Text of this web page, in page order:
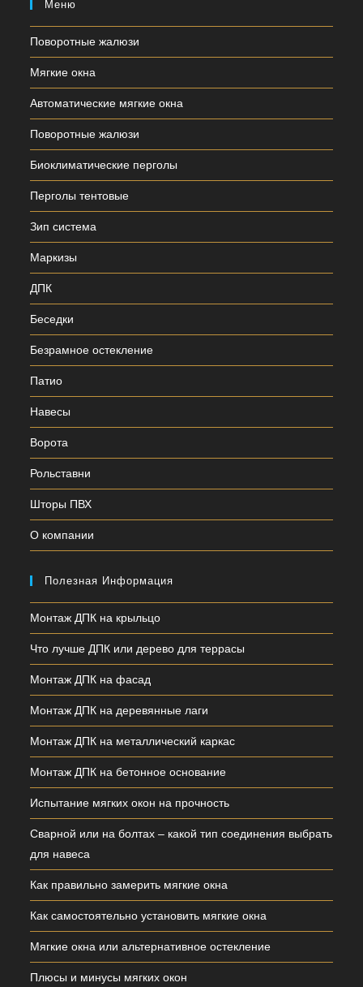
Меню
Поворотные жалюзи
Мягкие окна
Автоматические мягкие окна
Поворотные жалюзи
Биоклиматические перголы
Перголы тентовые
Зип система
Маркизы
ДПК
Беседки
Безрамное остекление
Патио
Навесы
Ворота
Рольставни
Шторы ПВХ
О компании
Полезная Информация
Монтаж ДПК на крыльцо
Что лучше ДПК или дерево для террасы
Монтаж ДПК на фасад
Монтаж ДПК на деревянные лаги
Монтаж ДПК на металлический каркас
Монтаж ДПК на бетонное основание
Испытание мягких окон на прочность
Сварной или на болтах – какой тип соединения выбрать
для навеса
Как правильно замерить мягкие окна
Как самостоятельно установить мягкие окна
Мягкие окна или альтернативное остекление
Плюсы и минусы мягких окон